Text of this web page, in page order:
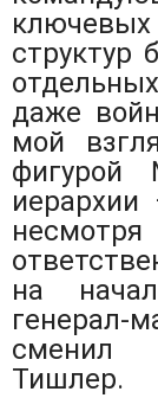
структур
даже
мой
на
сменил
Тишлер.